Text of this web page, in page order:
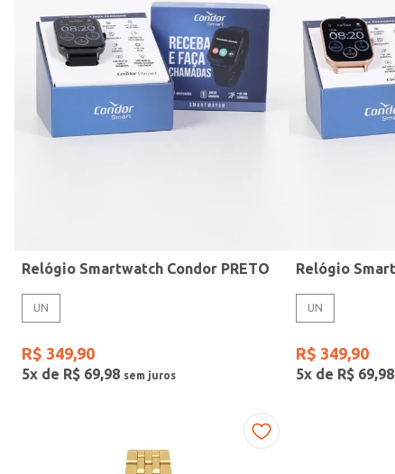
UN
Mormaii
Casio
Gang
Prata
Preto
Rose
Estilo
Relógio Smartwatch Condor PRETO
UN
R$ 349,90
5x de R$ 69,98
UN
R$ 349,90
5x de R$ 69,98